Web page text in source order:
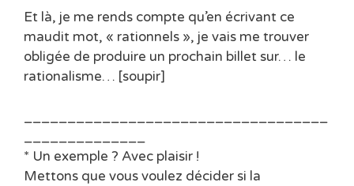
Et là, je me rends compte qu’en écrivant ce
maudit mot, « rationnels », je vais me trouver
obligée de produire un prochain billet sur… le
rationalisme… [soupir]
* Un exemple ? Avec plaisir !
Mettons que vous voulez décider si la